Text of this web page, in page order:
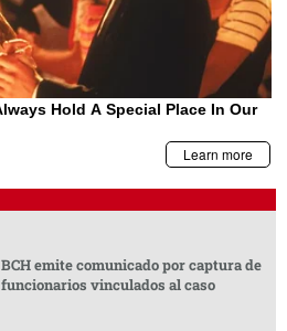
BCH emite comunicado por captura de
funcionarios vinculados al caso